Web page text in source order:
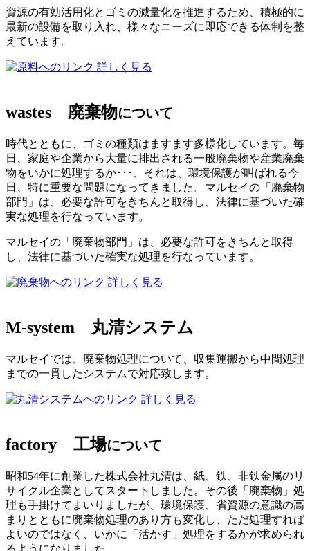
資源の有効活用化とゴミの減量化を推進するため、積極的に
最新の設備を取り入れ、様々なニーズに即応できる体制を整
えています。
詳しく見る
wastes 廃棄物について
時代とともに、ゴミの種類はますます多様化しています。毎
日、家庭や企業から大量に排出される一般廃棄物や産業廃棄
物をいかに処理するか･･･、それは、環境保護が叫ばれる今
日、特に重要な問題になってきました。マルセイの「廃棄物
部門」は、必要な許可をきちんと取得し、法律に基づいた確
実な処理を行なっています。
マルセイの「廃棄物部門」は、必要な許可をきちんと取得
し、法律に基づいた確実な処理を行なっています。
詳しく見る
M-system 丸清システム
マルセイでは、廃棄物処理について、収集運搬から中間処理
までの一貫したシステムで対応致します。
詳しく見る
factory 工場について
昭和54年に創業した株式会社丸清は、紙、鉄、非鉄金属のリ
サイクル企業としてスタートしました。その後「廃棄物」処
理も手掛けてまいりましたが、環境保護、省資源の意識の高
まりとともに廃棄物処理のあり方も変化し、ただ処理すれば
よいのではなく、いかに「活かす」処理をするかが求められ
るようになりました。